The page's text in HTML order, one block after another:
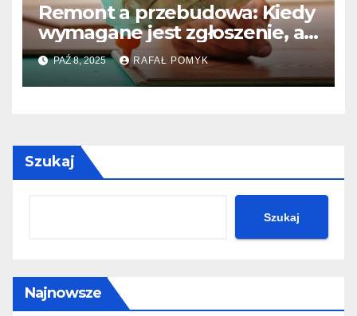
Remont a przebudowa: Kiedy
wymagane jest zgłoszenie, a
kiedy Pozwolenie na
Budowę?
PAŹ 8, 2025 RAFAŁ POMYK
Szukaj
Szukaj
Najnowsze